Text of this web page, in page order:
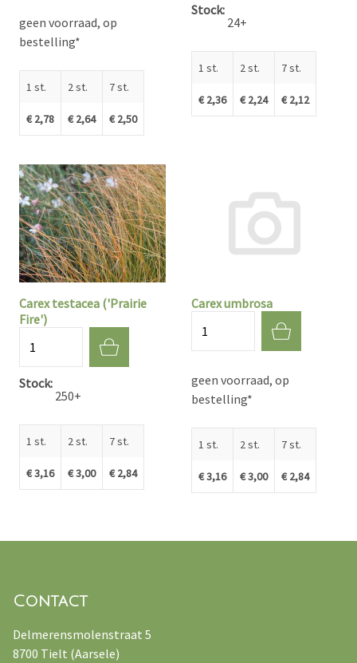
geen voorraad, op
bestelling*
1 st.
€ 2,78
2 st.
€ 2,64
7 st.
€ 2,50
Stock
24+
1 st.
€ 2,36
2 st.
€ 2,24
7 st.
€ 2,12
Carex testacea ('Prairie
Fire')
Stock
250+
1 st.
€ 3,16
2 st.
€ 3,00
7 st.
€ 2,84
Carex umbrosa
geen voorraad, op
bestelling*
1 st.
€ 3,16
2 st.
€ 3,00
7 st.
€ 2,84
Contact
Delmerensmolenstraat 5
8700 Tielt (Aarsele)